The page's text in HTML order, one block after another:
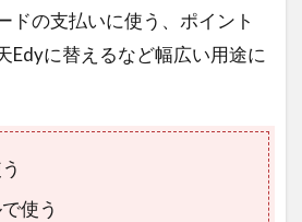
ドの支払いに使う、ポイント
Edyに替えるなど幅広い用途に
使う